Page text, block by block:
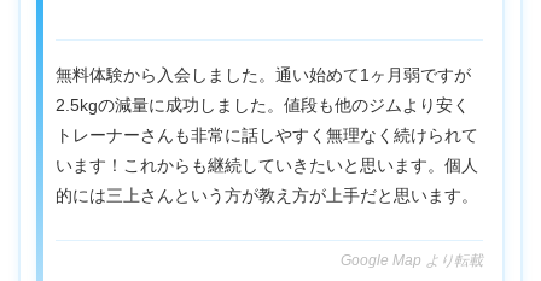
無料体験から入会しました。通い始めて1ヶ月弱ですが
2.5kgの減量に成功しました。値段も他のジムより安く
トレーナーさんも非常に話しやすく無理なく続けられて
います！これからも継続していきたいと思います。個人
的には三上さんという方が教え方が上手だと思います。
Google Map より転載